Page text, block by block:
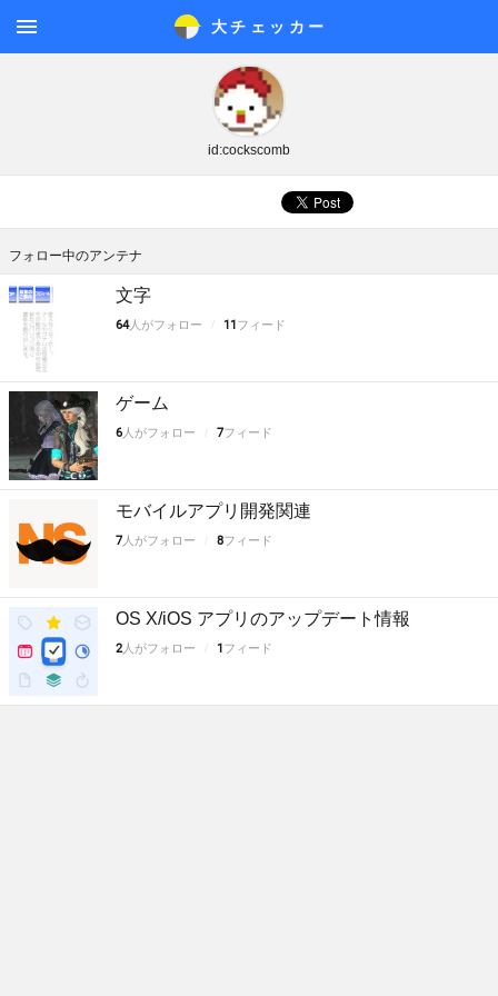
大チェッカ ー
メニ
id:cockscomb
フォロー中のアンテナ
文字
64人がフォロー 11フィード
ゲーム
6 人がフォロー 7フィード
モバイルアプリ開発関連
7 人がフォロー 8フィード
OS X/iOS アプリのアップデート情報
2 人がフォロー 1フィード